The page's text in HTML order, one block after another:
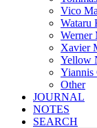
Vico
Wataru
Werner
Xavier
Yellow
Yiannis
Other
JOURNAL
NOTES
SEARCH